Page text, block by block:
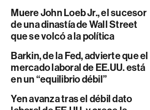
Muere John Loeb Jr., el sucesor
de una dinastía de Wall Street
que se volcó a la política
Barkin, de la Fed, advierte que el
mercado laboral de EE.UU. está
en un “equilibrio débil”
Yen avanza tras el débil dato